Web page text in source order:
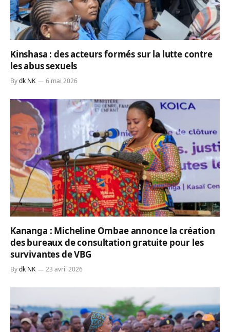
Kinshasa : des acteurs formés sur la lutte contre
les abus sexuels
Bydk NK 6 mai 2026
Kananga : Micheline Ombae annonce la création
des bureaux de consultation gratuite pour les
survivantes de VBG
Bydk NK 23 avril 2026